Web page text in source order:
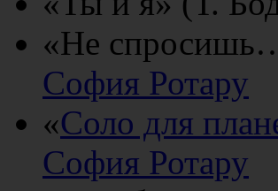
«Не
София Ротару
«Соло для
София Ротару